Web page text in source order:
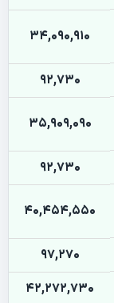
34,090,910
92,730
35,909,090
92,730
40,454,550
97,270
42,272,730